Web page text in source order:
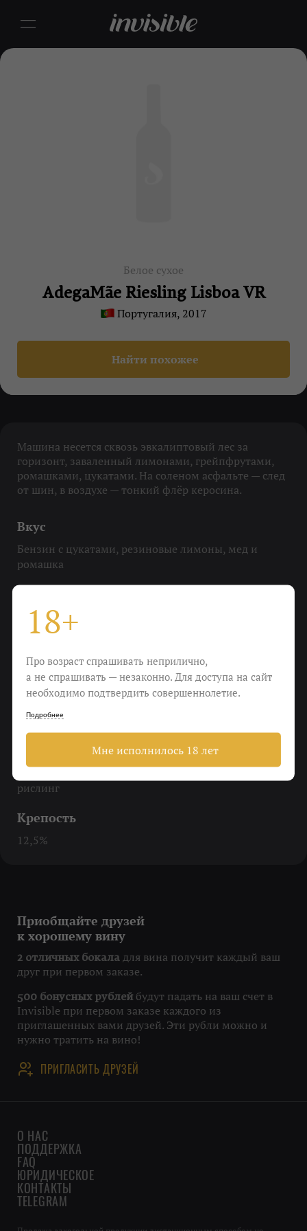
Белое сухое
AdegaMãe Riesling Lisboa VR
Португалия, 2017
Найти похожее
Машина несется сквозь эвкалиптовый лес за
горизонт, заваленный лимонами, грейпфрутами,
ромашками, цукатами. На соленом асфальте — след
от шин, в воздухе — тонкий флёр керосина.
Вкус
Бензин с цукатами, резиновые лимоны, мед и
ромашка
До 10-12 градусов
Рыба слабой соли, морепродукты, что-нибудь
острое
Пить
Вместо фитнеса
Виноград
рислинг
Крепость
12,5%
Приобщайте друзей
к хорошему вину
2 отличных бокала для вина получит каждый ваш
друг при первом заказе.
500 бонусных рублей будут падать на ваш счет в
Invisible при первом заказе каждого из
приглашенных вами друзей. Эти рубли можно и
нужно тратить на вино!
ПРИГЛАСИТЬ ДРУЗЕЙ
О НАС
ПОДДЕРЖКА
FAQ
ЮРИДИЧЕСКОЕ
КОНТАКТЫ
TELEGRAM
18+
Про возраст спрашивать неприлично,
а не спрашивать — незаконно. Для доступа на сайт
необходимо подтвердить совершеннолетие.
Подробнее
Мне исполнилось 18 лет